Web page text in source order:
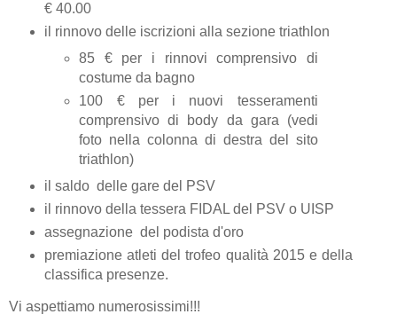
€ 40.00
il rinnovo delle iscrizioni alla sezione triathlon
85 € per i rinnovi comprensivo di
costume da bagno
100 € per i nuovi tesseramenti
comprensivo di body da gara (vedi
foto nella colonna di destra del sito
triathlon)
il saldo delle gare del PSV
il rinnovo della tessera FIDAL del PSV o UISP
assegnazione del podista d'oro
premiazione atleti del trofeo qualità 2015 e della
classifica presenze.
Vi aspettiamo numerosissimi!!!